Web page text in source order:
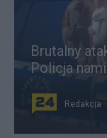
Brutalny
Policja
Redakcja